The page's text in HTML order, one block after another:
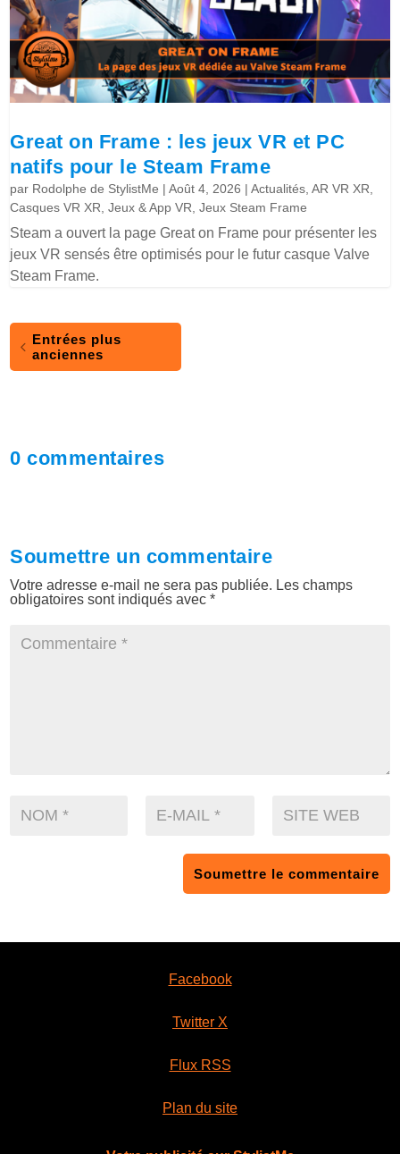
Great on Frame : les jeux VR et PC
natifs pour le Steam Frame
par Rodolphe de StylistMe |Août 4, 2026 |Actualités ,AR VR XR
Casques VR XR ,Jeux & App VR ,Jeux Steam Frame
Steam a ouvert la page Great on Frame pour présenter les
jeux VR sensés être optimisés pour le futur casque Valve
Steam Frame.
Entrées plus
anciennes
0 commentaires
Soumettre un commentaire
Votre adresse e-mail ne sera pas publiée. Les champs
obligatoires sont indiqués avec*
Soumettre le commentaire
Facebook
Twitter X
Flux RSS
Plan du site